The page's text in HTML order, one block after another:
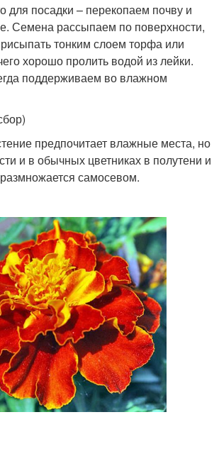
для посадки – перекопаем почву и
Семена рассыпаем по поверхности,
тонким слоем торфа или
хорошо пролить водой из лейки.
поддерживаем во влажном
предпочитает влажные места, но
и в обычных цветниках в полутени и
самосевом.